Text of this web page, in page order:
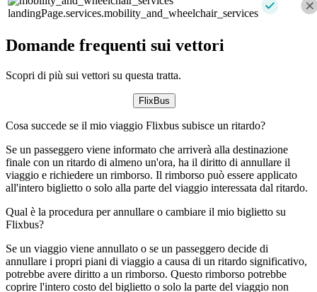
landingPage.services.mobility_and_wheelchair_services
Domande frequenti sui vettori
Scopri di più sui vettori su questa tratta.
FlixBus
Cosa succede se il mio viaggio Flixbus subisce un ritardo?
Se un passeggero viene informato che arriverà alla destinazione
finale con un ritardo di almeno un'ora, ha il diritto di annullare il
viaggio e richiedere un rimborso. Il rimborso può essere applicato
all'intero biglietto o solo alla parte del viaggio interessata dal ritardo.
Qual è la procedura per annullare o cambiare il mio biglietto su
Flixbus?
Se un viaggio viene annullato o se un passeggero decide di
annullare i propri piani di viaggio a causa di un ritardo significativo,
potrebbe avere diritto a un rimborso. Questo rimborso potrebbe
coprire l'intero costo del biglietto o solo la parte del viaggio non